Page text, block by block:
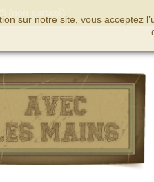
sur notre site, vous acceptez